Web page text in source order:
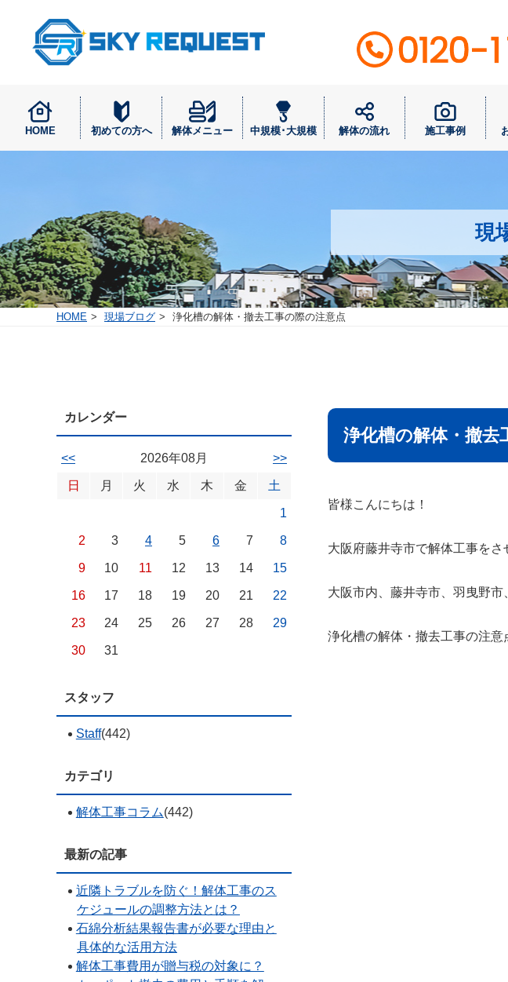
HOME 初めての方へ 解体メニュー 中規模･大規模 解体の流れ 施工事例
現
HOME 現場ブログ 浄化槽の解体・撤去工事の際の注意点
浄化槽の解体・撤去
皆様こんにちは！
大阪府藤井寺市で解体工事を
大阪市内、藤井寺市、羽曳野
浄化槽の解体・撤去工事の注意
カレンダー
<< 2026年08月 >>
日 月 火 水 木 金 土
1
2 3 4 5 6 7 8
9 10 11 12 13 14 15
16 17 18 19 20 21 22
23 24 25 26 27 28 29
30 31
スタッフ
Staff(442)
カテゴリ
解体工事コラム(442)
最新の記事
近隣トラブルを防ぐ！解体工事のス
ケジュールの調整方法とは？
石綿分析結果報告書が必要な理由と
具体的な活用方法
解体工事費用が贈与税の対象に？